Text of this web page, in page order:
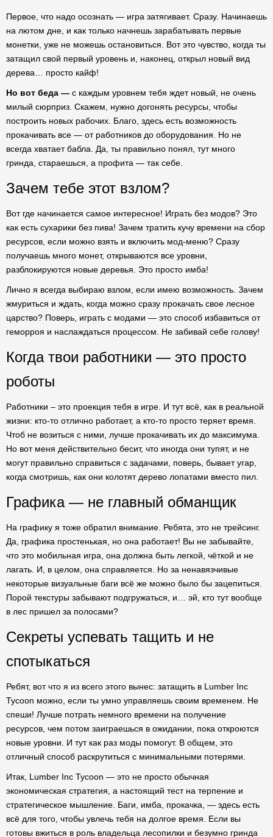
Первое, что надо осознать — игра затягивает. Сразу. Начинаешь
на лютом дне, и как только начнешь зарабатывать первые
монетки, уже не можешь остановиться. Вот это чувство, когда ты
затащил свой первый уровень и, наконец, открыл новый вид
дерева… просто кайф!
Но вот беда — с каждым уровнем тебя ждет новый, не очень
милый сюрприз. Скажем, нужно догонять ресурсы, чтобы
построить новых рабочих. Благо, здесь есть возможность
прокачивать все — от работников до оборудования. Но не
всегда хватает бабла. Да, ты правильно понял, тут много
гринда, стараешься, а профита — так себе.
Зачем тебе этот взлом?
Вот где начинается самое интересное! Играть без модов? Это
как есть сухарики без пива! Зачем тратить кучу времени на сбор
ресурсов, если можно взять и включить мод-меню? Сразу
получаешь много монет, открываются все уровни,
разблокируются новые деревья. Это просто имба!
Лично я всегда выбираю взлом, если имею возможность. Зачем
жмуриться и ждать, когда можно сразу прокачать свое лесное
царство? Поверь, играть с модами — это способ избавиться от
геморроя и наслаждаться процессом. Не забивай себе голову!
Когда твои работники — это просто
роботы
Работники – это проекция тебя в игре. И тут всё, как в реальной
жизни: кто-то отлично работает, а кто-то просто теряет время.
Чтоб не возиться с ними, лучше прокачивать их до максимума.
Но вот меня действительно бесит, что иногда они тупят, и не
могут правильно справиться с задачами, поверь, бывает угар,
когда смотришь, как они колотят дерево лопатами вместо пил.
Графика — не главный обманщик
На графику я тоже обратил внимание. Ребята, это не трейсинг.
Да, графика простенькая, но она работает! Вы не забывайте,
что это мобильная игра, она должна быть легкой, чёткой и не
лагать. И, в целом, она справляется. Но за ненавязчивые
некоторые визуальные баги всё же можно было бы зацепиться.
Порой текстуры забывают подгружаться, и… эй, кто тут вообще
в лес пришел за полосами?
Секреты успевать тащить и не
спотыкаться
Ребят, вот что я из всего этого вынес: затащить в Lumber Inc
Tycoon можно, если ты умно управляешь своим временем. Не
спеши! Лучше потрать немного времени на получение
ресурсов, чем потом заиграешься в ожидании, пока откроются
новые уровни. И тут как раз моды помогут. В общем, это
отличный способ раскрутиться с минимальными потерями.
Итак, Lumber Inc Tycoon — это не просто обычная
экономическая стратегия, а настоящий тест на терпение и
стратегическое мышление. Баги, имба, прокачка, — здесь есть
всё для того, чтобы увлечь тебя на долгое время. Если вы
готовы вжиться в роль владельца лесопилки и безумно гринда